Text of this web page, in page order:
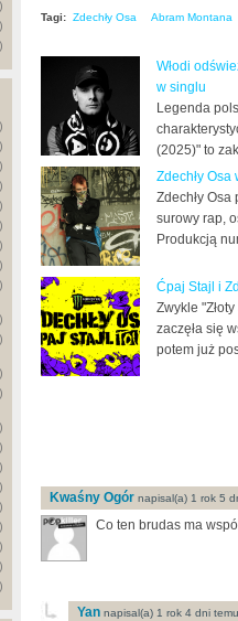
Tagi: Zdechły Osa Abram Montana
Włodi
w singlu
Legenda
(2025)" to
Zdechły
Zdechły Osa
surowy rap,
Produkcją
Ćpaj Stajl i
Zwykle
zaczęła się
potem już
Kwaśny Ogór napisal(a) 1 rok 5
Co ten brudas ma
Yan napisal(a) 1 rok 4 dni